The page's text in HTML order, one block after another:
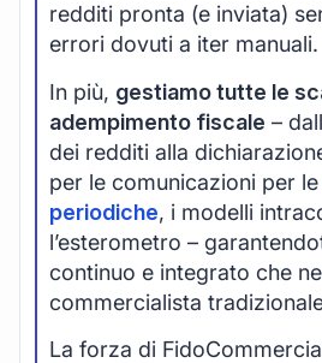
redditi pronta (e inviata)
errori dovuti a iter manuali.
In più, gestiamo tutte le
adempimento fiscale –
dei redditi alla
per le comunicazioni per le
periodiche, i modelli
l’esterometro –
continuo e integrato che
commercialista
La forza di